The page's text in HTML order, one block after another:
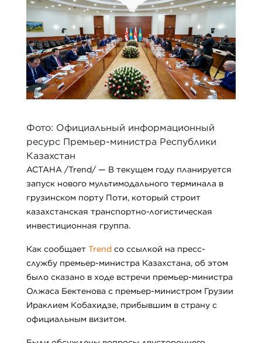
Фото: Официальный информационный
ресурс Премьер-министра Республики
Казахстан
АСТАНА /Trend/ — В текущем году планируется
запуск нового мультимодального терминала в
грузинском порту Поти, который строит
казахстанская транспортно-логистическая
инвестиционная группа.
Как сообщает Trend со ссылкой на пресс-
службу премьер-министра Казахстана, об этом
было сказано в ходе встречи премьер-министра
Олжаса Бектенова с премьер-министром Грузии
Ираклием Кобахидзе, прибывшим в страну с
официальным визитом.